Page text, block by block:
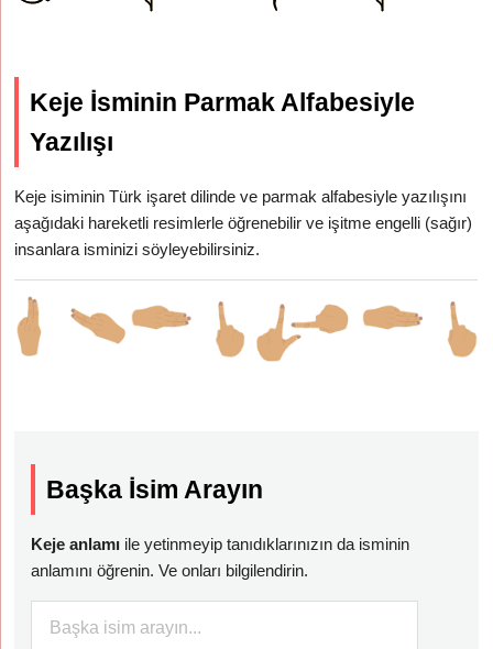
Keje İsminin Parmak Alfabesiyle
Yazılışı
Keje isiminin Türk işaret dilinde ve parmak alfabesiyle yazılışını
aşağıdaki hareketli resimlerle öğrenebilir ve işitme engelli (sağır)
insanlara isminizi söyleyebilirsiniz.
Başka İsim Arayın
Keje anlamı ile yetinmeyip tanıdıklarınızın da isminin
anlamını öğrenin. Ve onları bilgilendirin.